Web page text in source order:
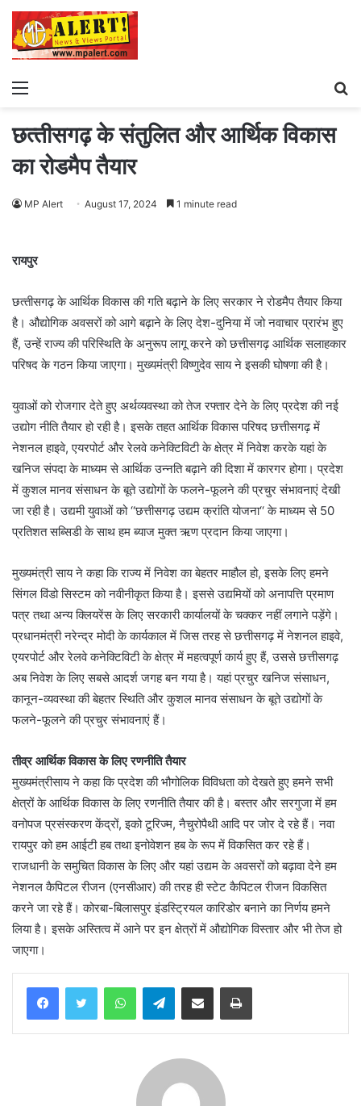
Menu
छत्‍तीसगढ़ के संतुलित और आर्थिक विकास
का रोडमैप तैयार
MP Alert August 17, 2024 1 minute read
रायपुर
छत्‍तीसगढ़ के आर्थिक विकास की गति बढ़ाने के लिए सरकार ने रोडमैप तैयार किया
है। औद्योगिक अवसरों को आगे बढ़ाने के लिए देश-दुनिया में जो नवाचार प्रारंभ हुए
हैं, उन्हें राज्य की परिस्थिति के अनुरूप लागू करने को छत्तीसगढ़ आर्थिक सलाहकार
परिषद के गठन किया जाएगा। मुख्यमंत्री विष्णुदेव साय ने इसकी घोषणा की है।
युवाओं को रोजगार देते हुए अर्थव्यवस्था को तेज रफ्तार देने के लिए प्रदेश की नई
उद्योग नीति तैयार हो रही है। इसके तहत आर्थिक विकास परिषद छत्तीसगढ़ में
नेशनल हाइवे, एयरपोर्ट और रेलवे कनेक्टिविटी के क्षेत्र में निवेश करके यहां के
खनिज संपदा के माध्यम से आर्थिक उन्नति बढ़ाने की दिशा में कारगर होगा। प्रदेश
में कुशल मानव संसाधन के बूते उद्योगों के फलने-फूलने की प्रचुर संभावनाएं देखी
जा रही है। उद्यमी युवाओं को ‘‘छत्तीसगढ़ उद्यम क्रांति योजना‘‘ के माध्यम से 50
प्रतिशत सब्सिडी के साथ हम ब्याज मुक्त ऋण प्रदान किया जाएगा।
मुख्यमंत्री साय ने कहा कि राज्य में निवेश का बेहतर माहौल हो, इसके लिए हमने
सिंगल विंडो सिस्टम को नवीनीकृत किया है। इससे उद्यमियों को अनापत्ति प्रमाण
पत्र तथा अन्य क्लियरेंस के लिए सरकारी कार्यालयों के चक्कर नहीं लगाने पड़ेंगे।
प्रधानमंत्री नरेन्द्र मोदी के कार्यकाल में जिस तरह से छत्तीसगढ़ में नेशनल हाइवे,
एयरपोर्ट और रेलवे कनेक्टिविटी के क्षेत्र में महत्वपूर्ण कार्य हुए हैं, उससे छत्तीसगढ़
अब निवेश के लिए सबसे आदर्श जगह बन गया है। यहां प्रचुर खनिज संसाधन,
कानून-व्यवस्था की बेहतर स्थिति और कुशल मानव संसाधन के बूते उद्योगों के
फलने-फूलने की प्रचुर संभावनाएं हैं।
तीव्र आर्थिक विकास के लिए रणनीति तैयार
मुख्यमंत्रीसाय ने कहा कि प्रदेश की भौगोलिक विविधता को देखते हुए हमने सभी
क्षेत्रों के आर्थिक विकास के लिए रणनीति तैयार की है। बस्तर और सरगुजा में हम
वनोपज प्रसंस्करण केंद्रों, इको टूरिज्म, नैचुरोपैथी आदि पर जोर दे रहे हैं। नवा
रायपुर को हम आईटी हब तथा इनोवेशन हब के रूप में विकसित कर रहे हैं।
राजधानी के समुचित विकास के लिए और यहां उद्यम के अवसरों को बढ़ावा देने हम
नेशनल कैपिटल रीजन (एनसीआर) की तरह ही स्टेट कैपिटल रीजन विकसित
करने जा रहे हैं। कोरबा-बिलासपुर इंडस्ट्रियल कारिडोर बनाने का निर्णय हमने
लिया है। इसके अस्तित्व में आने पर इन क्षेत्रों में औद्योगिक विस्तार और भी तेज हो
जाएगा।
WhatsAppTelegramShare via Email Print